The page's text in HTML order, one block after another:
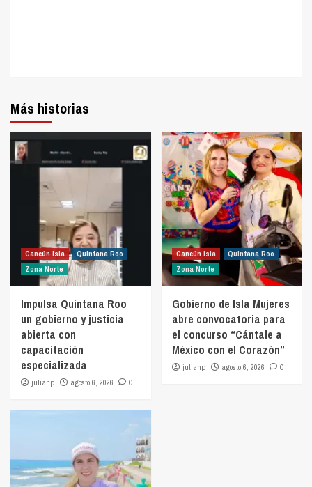
Más historias
Cancún isla
Quintana Roo
Zona Norte
Impulsa Quintana Roo
un gobierno y justicia
abierta con
capacitación
especializada
julianp agosto 6, 2026 0
Cancún isla
Quintana Roo
Zona Norte
Gobierno de Isla Mujeres
abre convocatoria para
el concurso “Cántale a
México con el Corazón”
julianp agosto 6, 2026 0